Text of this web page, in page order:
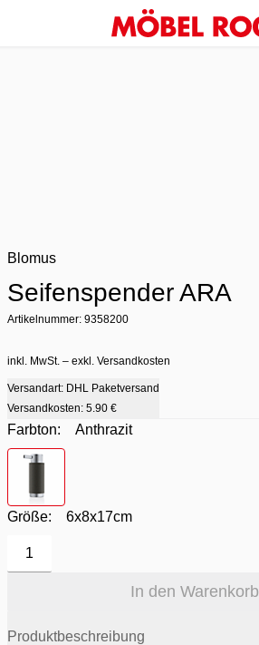
Blomus
Seifenspender ARA
Artikelnummer: 9358200
inkl. MwSt. – exkl. Versandkosten
Versandart: DHL Paketversand
Versandkosten: 5.90 €
Farbton:
Anthrazit
Farbton
Größe: 6x8x17cm
1
In den Warenkorb
Produktbeschreibung